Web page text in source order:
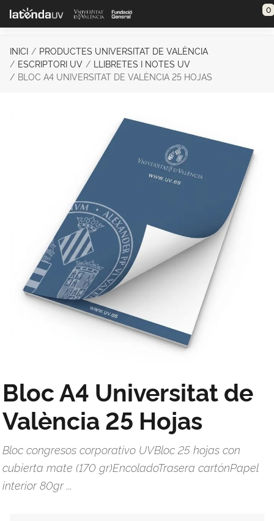
Saltar al contenido principal 0
INICI
PRODUCTES UNIVERSITAT DE VALÈNCIA
ESCRIPTORI UV
LLIBRETES I NOTES UV
BLOC A4 UNIVERSITAT DE VALÈNCIA 25 HOJAS
Bloc A4 Universitat de
València 25 Hojas
Bloc congresos corporativo UVBloc 25 hojas con
cubierta mate (170 gr)EncoladoTrasera cartónPapel
interior 80gr ...